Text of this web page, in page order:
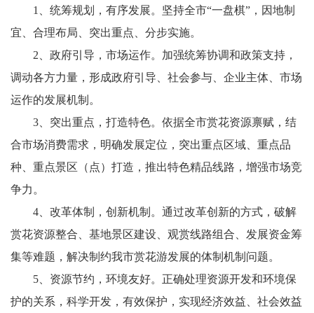
1、统筹规划，有序发展。坚持全市“一盘棋”，因地制
宜、合理布局、突出重点、分步实施。
2、政府引导，市场运作。加强统筹协调和政策支持，
调动各方力量，形成政府引导、社会参与、企业主体、市场
运作的发展机制。
3、突出重点，打造特色。依据全市赏花资源禀赋，结
合市场消费需求，明确发展定位，突出重点区域、重点品
种、重点景区（点）打造，推出特色精品线路，增强市场竞
争力。
4、改革体制，创新机制。通过改革创新的方式，破解
赏花资源整合、基地景区建设、观赏线路组合、发展资金筹
集等难题，解决制约我市赏花游发展的体制机制问题。
5、资源节约，环境友好。正确处理资源开发和环境保
护的关系，科学开发，有效保护，实现经济效益、社会效益